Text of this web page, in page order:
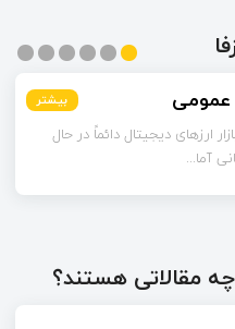
بیشتر
بیشتر
مربوط به سال‌های گذشته است.
بیشتر
بیشتر
بیشتر
بیشتر
مقالاتی هستند؟